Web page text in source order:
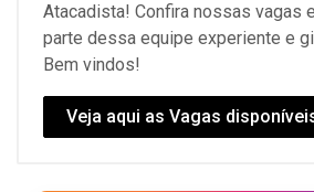
Atacadista! Confira nossas vagas
parte dessa equipe experiente e
Bem vindos!
Veja aqui as Vagas